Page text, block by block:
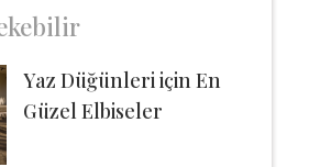
Yaz Düğünleri için En
Güzel Elbiseler